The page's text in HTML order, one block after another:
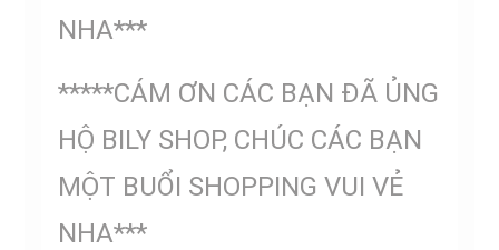
NHA***
*****CÁM ƠN CÁC BẠN ĐÃ ỦNG
HỘ BILY SHOP, CHÚC CÁC BẠN
MỘT BUỔI SHOPPING VUI VẺ
NHA***